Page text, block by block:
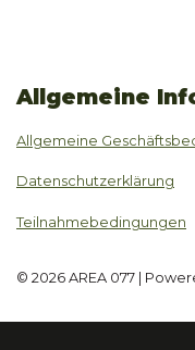
Allgemeine
Allgemeine
Datenschutzerklärung
Teilnahmebedingungen
© 2026 AREA 077 |